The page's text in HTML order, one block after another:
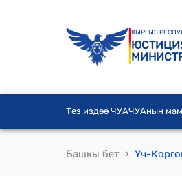
КЫРГЫЗ
Тез издөө ЧУАЧУАнын
Башкы бет ›